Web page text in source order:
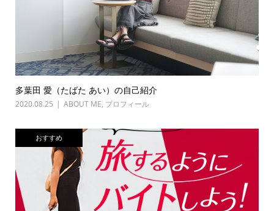
多葉田 愛（たばた あい）の自己紹介
2020.08.25 ABOUT ME, プロフィール
おすすめ